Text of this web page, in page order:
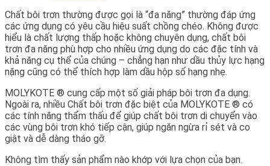
Chất bôi trơn thường được gọi là “đa năng” thường đáp ứng
các ứng dụng có yêu cầu hiệu suất chồng chéo. Không được
hiểu là chất lượng thấp hoặc không chuyên dụng, chất bôi
trơn đa năng phù hợp cho nhiều ứng dụng do các đặc tính và
khả năng cụ thể của chúng – chẳng hạn như dầu thủy lực hạng
nặng cũng có thể thích hợp làm dầu hộp số hạng nhẹ.
MOLYKOTE ® cung cấp một số giải pháp bôi trơn đa dụng.
Ngoài ra, nhiều Chất bôi trơn đặc biệt của MOLYKOTE ® có
các tính năng thẩm thấu để giúp chất bôi trơn di chuyển vào
các vùng bôi trơn khó tiếp cận, giúp ngăn ngừa rỉ sét và co
giật và dễ dàng tháo gỡ.
Không tìm thấy sản phẩm nào khớp với lựa chọn của bạn.